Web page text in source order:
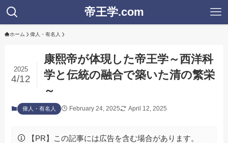
帝王学.com
ホーム 偉人・有名人
康熙帝が体現した帝王学～西洋科
学と伝統の融合で築いた清の繁栄
～
2025
4/12
偉人・有名人 February 24, 2025 April 12, 2025
【PR】この記事には広告を含む場合があります。